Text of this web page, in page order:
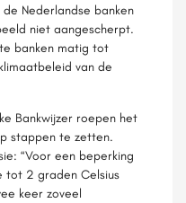
Nederlandse banken
niet aangescherpt.
banken matig tot
van de
Bankwijzer roepen het
stappen te zetten.
“Voor een beperking
tot 2 graden Celsius
keer zoveel